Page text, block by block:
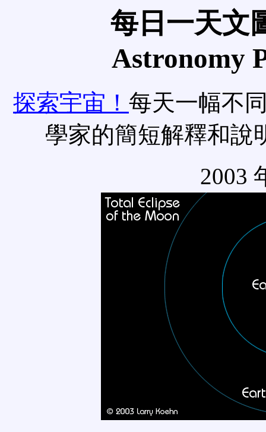
每日一天文
Astronomy
探索宇宙！ 每天一幅不
學家的簡短解釋和說
2003